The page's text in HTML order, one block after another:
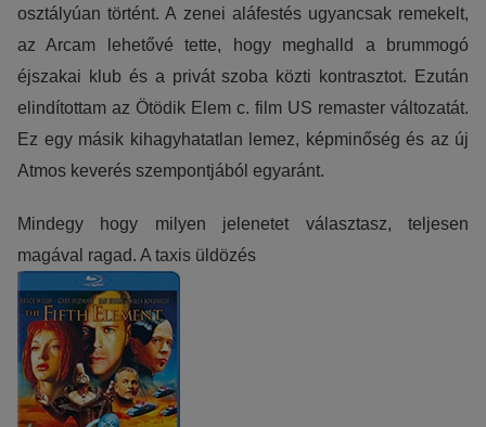
osztályúan történt. A zenei aláfestés ugyancsak remekelt,
az Arcam lehetővé tette, hogy meghalld a brummogó
éjszakai klub és a privát szoba közti kontrasztot. Ezután
elindítottam az Ötödik Elem c. film US remaster változatát.
Ez egy másik kihagyhatatlan lemez, képminőség és az új
Atmos keverés szempontjából egyaránt.
Mindegy hogy milyen jelenetet választasz, teljesen
magával ragad. A taxis üldözés